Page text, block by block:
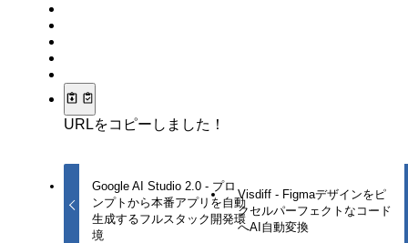
URLをコピーしました！
Google AI Studio 2.0 - プロ
ンプトから本番アプリを自動
生成するフルスタック開発環
境
Visdiff - Figmaデザインをピ
クセルパーフェクトなコード
へAI自動変換